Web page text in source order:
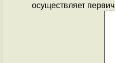
осуществляет